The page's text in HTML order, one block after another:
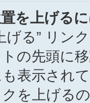
を上げる
げる” リン
の先頭に
表示され
を上げる